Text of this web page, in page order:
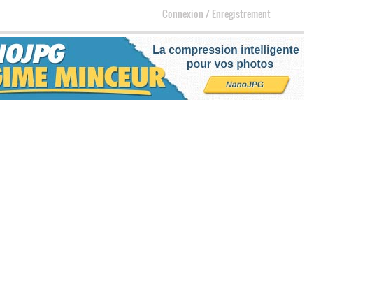
Connexion/Enregistrement